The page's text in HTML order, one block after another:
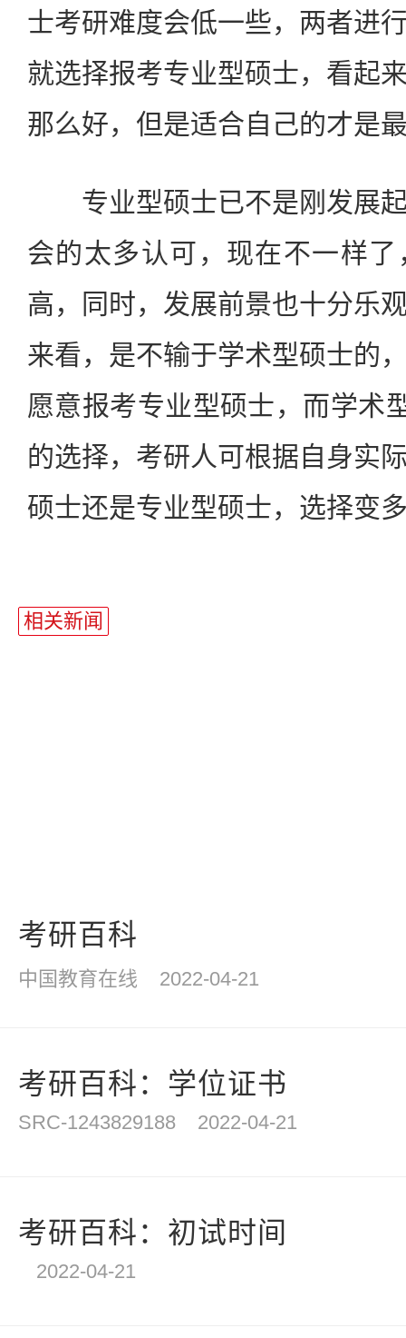
士考研难度会低一些，两者进
就选择报考专业型硕士，看起
那么好，但是适合自己的才是
专业型硕士已不是刚发展起
会的太多认可，现在不一样
高，同时，发展前景也十分乐
来看，是不输于学术型硕士的
愿意报考专业型硕士，而学术
的选择，考研人可根据自身实
硕士还是专业型硕士，选择变
相关新闻
考研百科
中国教育在线 2022-04-21
考研百科：学位证书
SRC-1243829188 2022-04-21
考研百科：初试时间
2022-04-21